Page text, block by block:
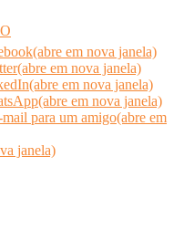
em nova janela)
em nova janela)
em nova janela)
em nova janela)
para um amigo(abre em
janela)